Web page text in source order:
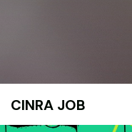
CINRA JOB